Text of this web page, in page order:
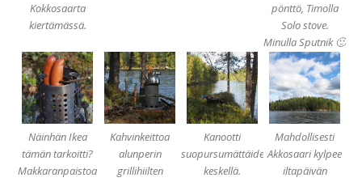
Kokkosaarta
kiertämässä.
pönttö, Timolla
Solo stove.
Minulla Sputnik 🙂
Näinhän Ikea
tämän tarkoitti?
Makkaranpaistoa
Kahvinkeittoa
alunperin
grillihiilten
Kanootti
suopursumättäiden
keskellä.
Mahdollisesti
Akkosaari kylpee
iltapäivän